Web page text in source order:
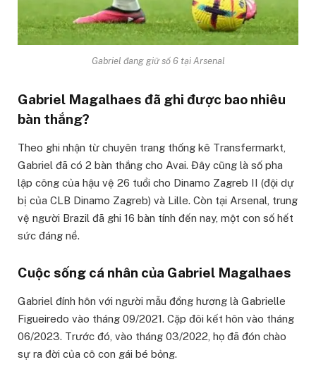
Gabriel đang giữ số 6 tại Arsenal
Gabriel Magalhaes đã ghi được bao nhiêu
bàn thắng?
Theo ghi nhận từ chuyên trang thống kê Transfermarkt,
Gabriel đã có 2 bàn thắng cho Avai. Đây cũng là số pha
lập công của hậu vệ 26 tuổi cho Dinamo Zagreb II (đội dự
bị của CLB Dinamo Zagreb) và Lille. Còn tại Arsenal, trung
vệ người Brazil đã ghi 16 bàn tính đến nay, một con số hết
sức đáng nể.
Cuộc sống cá nhân của Gabriel Magalhaes
Gabriel đính hôn với người mẫu đồng hương là Gabrielle
Figueiredo vào tháng 09/2021. Cặp đôi kết hôn vào tháng
06/2023. Trước đó, vào tháng 03/2022, họ đã đón chào
sự ra đời của cô con gái bé bỏng.